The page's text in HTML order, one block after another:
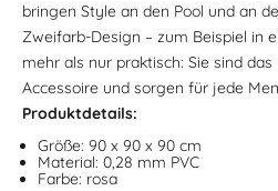
bringen Style an den Pool und an
Zweifarb-Design – zum Beispiel in
mehr als nur praktisch: Sie sind
Accessoire und sorgen für jede
Produktdetails:
Größe: 90 x 90 x 90 cm
Material: 0,28 mm PVC
Farbe: rosa